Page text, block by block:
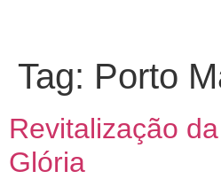
Tag: Porto
Revitalização
Glória